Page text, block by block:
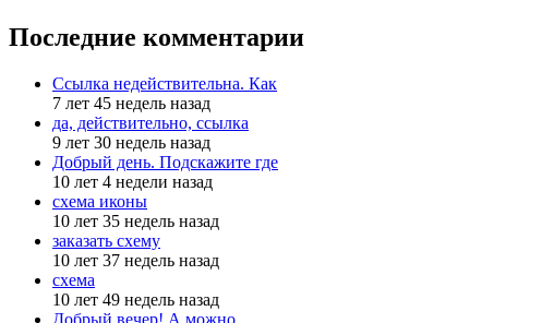
Последние комментарии
Ссылка недействительна. Как
7 лет 45 недель назад
да, действительно, ссылка
9 лет 30 недель назад
Добрый день. Подскажите где
10 лет 4 недели назад
схема иконы
10 лет 35 недель назад
заказать схему
10 лет 37 недель назад
схема
10 лет 49 недель назад